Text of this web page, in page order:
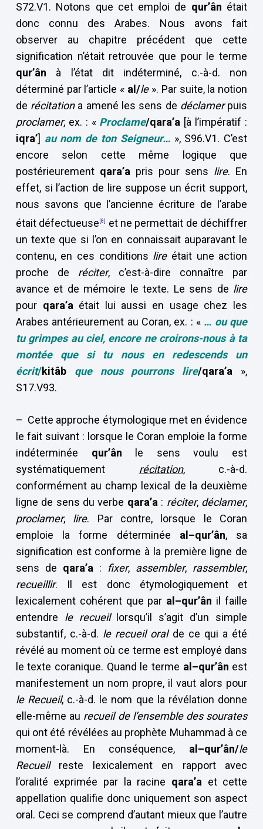
S72.V1. Notons que cet emploi de qur’ân était
donc connu des Arabes. Nous avons fait
observer au chapitre précédent que cette
signification n’était retrouvée que pour le terme
qur’ân à l’état dit indéterminé, c.-à-d. non
déterminé par l’article « al/le». Par suite, la notion
de récitationa amené les sens de déclamerpuis
proclamer, ex. : « Proclame/qara’a [à l’impératif :
iqra’] au nom de ton Seigneur… », S96.V1. C’est
encore selon cette même logique que
postérieurement qara’a pris pour sens lire. En
effet, si l’action de lire suppose un écrit support,
nous savons que l’ancienne écriture de l’arabe
était défectueuse [8]
et ne permettait de déchiffrer
un texte que si l’on en connaissait auparavant le
contenu, en ces conditions lireétait une action
proche de réciter, c’est-à-dire connaître par
avance et de mémoire le texte. Le sens de lire
pour qara’a était lui aussi en usage chez les
Arabes antérieurement au Coran, ex. : « … ou que
tu grimpes au ciel, encore ne croirons-nous à ta
montée que si tu nous en redescends un
écrit/kitâbque nous pourrons lire/qara’a »,
S17.V93.
– Cette approche étymologique met en évidence
le fait suivant : lorsque le Coran emploie la forme
indéterminée qur’ân le sens voulu est
systématiquement récitation, c.-à-d.
conformément au champ lexical de la deuxième
ligne de sens du verbe qara’a : réciter, déclamer,
proclamer, lire. Par contre, lorsque le Coran
emploie la forme déterminée al–qur’ân, sa
signification est conforme à la première ligne de
sens de qara’a : fixer, assembler, rassembler,
recueillir. Il est donc étymologiquement et
lexicalement cohérent que par al–qur’ân il faille
entendre le recueillorsqu’il s’agit d’un simple
substantif, c.-à-d. le recueil oralde ce qui a été
révélé au moment où ce terme est employé dans
le texte coranique. Quand le terme al–qur’ân est
manifestement un nom propre, il vaut alors pour
le Recueil, c.-à-d. le nom que la révélation donne
elle-même au recueil de l’ensemble des sourates
qui ont été révélées au prophète Muhammad à ce
moment-là. En conséquence, al–qur’ân/le
Recueilreste lexicalement en rapport avec
l’oralité exprimée par la racine qara’a et cette
appellation qualifie donc uniquement son aspect
oral. Ceci se comprend d’autant mieux que l’autre